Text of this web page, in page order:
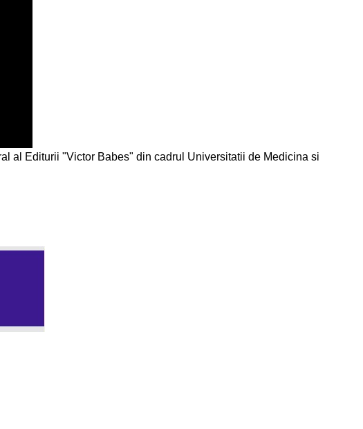
al Editurii "Victor Babes" din cadrul Universitatii de Medicina si